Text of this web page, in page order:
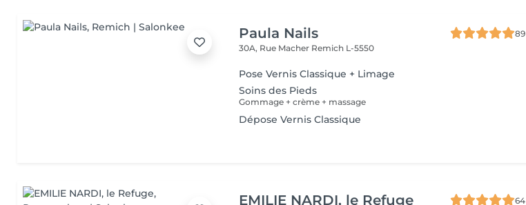
Paula Nails
89
30A, Rue Macher Remich L-5550
Pose Vernis Classique + Limage
Soins des Pieds
Gommage + crème + massage
Dépose Vernis Classique
EMILIE NARDI, le Refuge 64